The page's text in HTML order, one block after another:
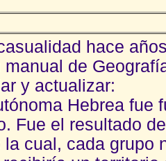
hace
de
y actualizar:
Hebrea fue
Fue el resultado
la cual, cada grupo